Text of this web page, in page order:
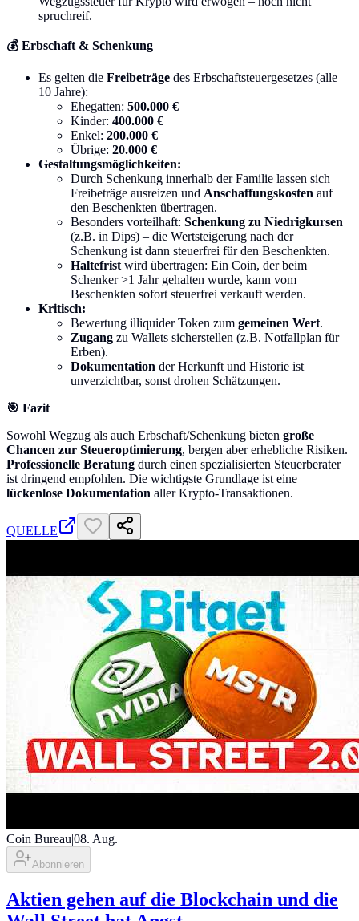
spruchreif.
💰 Erbschaft & Schenkung
Es gelten die Freibeträge des Erbschaftsteuergesetzes (alle
10 Jahre):
Ehegatten: 500.000 €
Kinder: 400.000 €
Enkel: 200.000 €
Übrige: 20.000 €
Gestaltungsmöglichkeiten:
Durch Schenkung innerhalb der Familie lassen sich
Freibeträge ausreizen und Anschaffungskosten auf
den Beschenkten übertragen.
Besonders vorteilhaft: Schenkung zu Niedrigkursen
(z.B. in Dips) – die Wertsteigerung nach der
Schenkung ist dann steuerfrei für den Beschenkten.
Haltefrist wird übertragen: Ein Coin, der beim
Schenker >1 Jahr gehalten wurde, kann vom
Beschenkten sofort steuerfrei verkauft werden.
Kritisch:
Bewertung illiquider Token zum gemeinen Wert.
Zugang zu Wallets sicherstellen (z.B. Notfallplan für
Erben).
Dokumentation der Herkunft und Historie ist
unverzichtbar, sonst drohen Schätzungen.
🎯 Fazit
Sowohl Wegzug als auch Erbschaft/Schenkung bieten große
Chancen zur Steueroptimierung, bergen aber erhebliche Risiken.
Professionelle Beratung durch einen spezialisierten Steuerberater
ist dringend empfohlen. Die wichtigste Grundlage ist eine
lückenlose Dokumentation aller Krypto-Transaktionen.
QUELLE
Coin Bureau|08. Aug.
Abonnieren
Aktien gehen auf die Blockchain und die